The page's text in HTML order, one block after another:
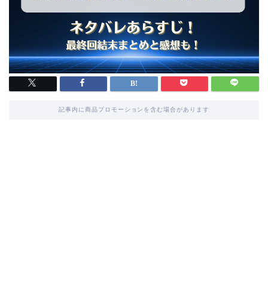
記事内に商品プロモーションを含む場合があります